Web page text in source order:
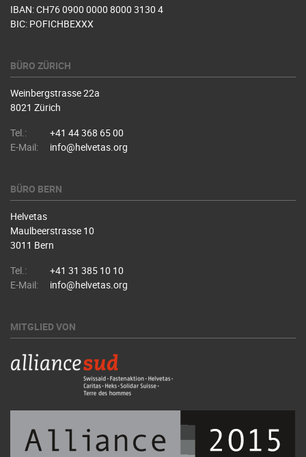
IBAN: CH76 0900 0000 8000 3130 4
BIC: POFICHBEXXX
BÜRO ZÜRICH
Weinbergstrasse 22a
8021 Zürich
Tel.:
+41 44 368 65 00
E-Mail:
info@helvetas.org
BÜRO BERN
Helvetas
Maulbeerstrasse 10
3011 Bern
Tel.:
+41 31 385 10 10
E-Mail:
info@helvetas.org
MITGLIED VON